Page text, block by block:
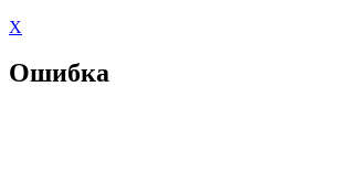
X
Ошибка